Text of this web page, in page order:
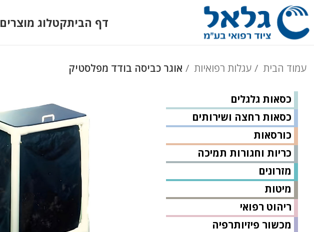
דף הביתקטלוג מוצרים
עמוד הבית עגלות רפואיות אוגר כביסה בודד מפלסטיק
כסאות גלגלים
כסאות רחצה ושירותים
כורסאות
כריות וחגורות תמיכה
מזרונים
מיטות
ריהוט רפואי
מכשור פיזיותרפיה